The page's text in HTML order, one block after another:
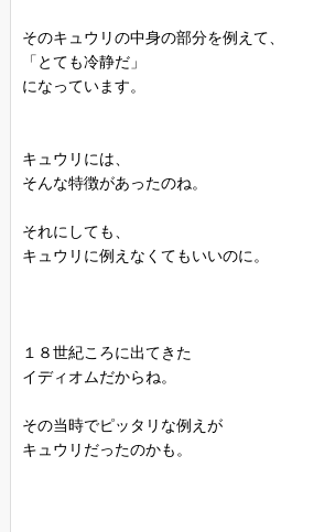
そのキュウリの中身の部分を例えて、
「とても冷静だ」
になっています。
キュウリには、
そんな特徴があったのね。
それにしても、
キュウリに例えなくてもいいのに。
１８世紀ころに出てきた
イディオムだからね。
その当時でピッタリな例えが
キュウリだったのかも。